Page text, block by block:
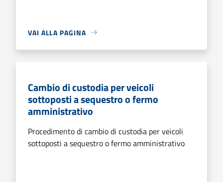
VAI ALLA PAGINA
Cambio di custodia per veicoli
sottoposti a sequestro o fermo
amministrativo
Procedimento di cambio di custodia per veicoli
sottoposti a sequestro o fermo amministrativo